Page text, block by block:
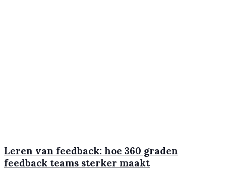
Leren van feedback: hoe 360 graden
feedback teams sterker maakt